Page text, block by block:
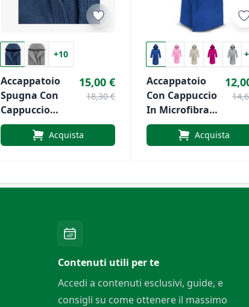
+10
Accappatoio
Spugna Con
Cappuccio
Liabel
15,00 €
18,30 €
Acquista
Accappatoio
Con Cappuccio
In Microfibra
Unisex Irge
Acquista
Contenuti utili per te
Accedi a contenuti esclusivi, guide, e
consigli su come ottenere il massimo